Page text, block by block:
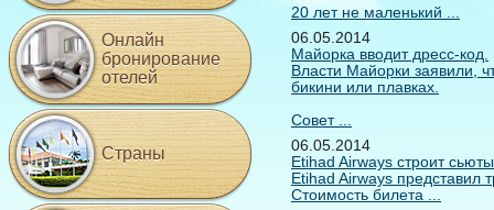
20 лет не маленький ...
06.05.2014
Майорка вводит дресс-код.
Власти Майорки заявили,
бикини или плавках.
Совет ...
06.05.2014
Etihad Airways строит
Etihad Airways представил
Стоимость билета ...
Онлайн
бронирование
отелей
Страны